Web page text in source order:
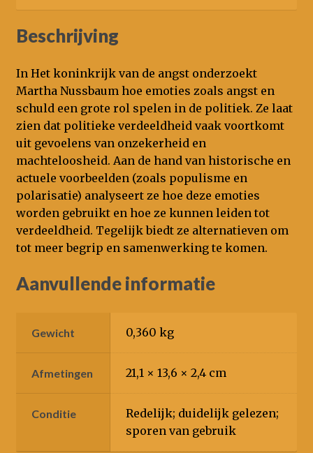
Beschrijving
In Het koninkrijk van de angst onderzoekt
Martha Nussbaum hoe emoties zoals angst en
schuld een grote rol spelen in de politiek. Ze laat
zien dat politieke verdeeldheid vaak voortkomt
uit gevoelens van onzekerheid en
machteloosheid. Aan de hand van historische en
actuele voorbeelden (zoals populisme en
polarisatie) analyseert ze hoe deze emoties
worden gebruikt en hoe ze kunnen leiden tot
verdeeldheid. Tegelijk biedt ze alternatieven om
tot meer begrip en samenwerking te komen.
Aanvullende informatie
Gewicht 0,360 kg
Afmetingen 21,1 × 13,6 × 2,4 cm
Conditie
Redelijk; duidelijk gelezen;
sporen van gebruik